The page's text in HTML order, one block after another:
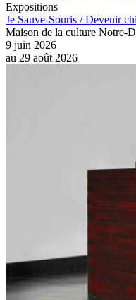
Expositions
Je Sauve-Souris / Devenir
Maison de la culture Notre-
9 juin 2026
au 29 août 2026